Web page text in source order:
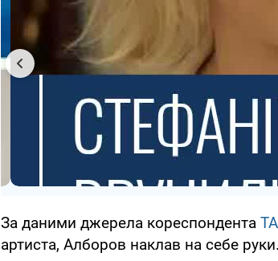
За даними джерела кореспондента
артиста, Алборов наклав на себе руки.